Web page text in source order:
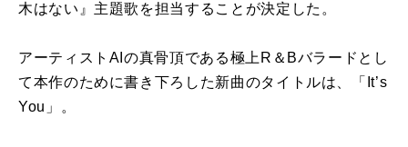
木はない』主題歌を担当することが決定した。
アーティストAIの真骨頂である極上R＆Bバラードとし
て本作のために書き下ろした新曲のタイトルは、「It’s
You」。